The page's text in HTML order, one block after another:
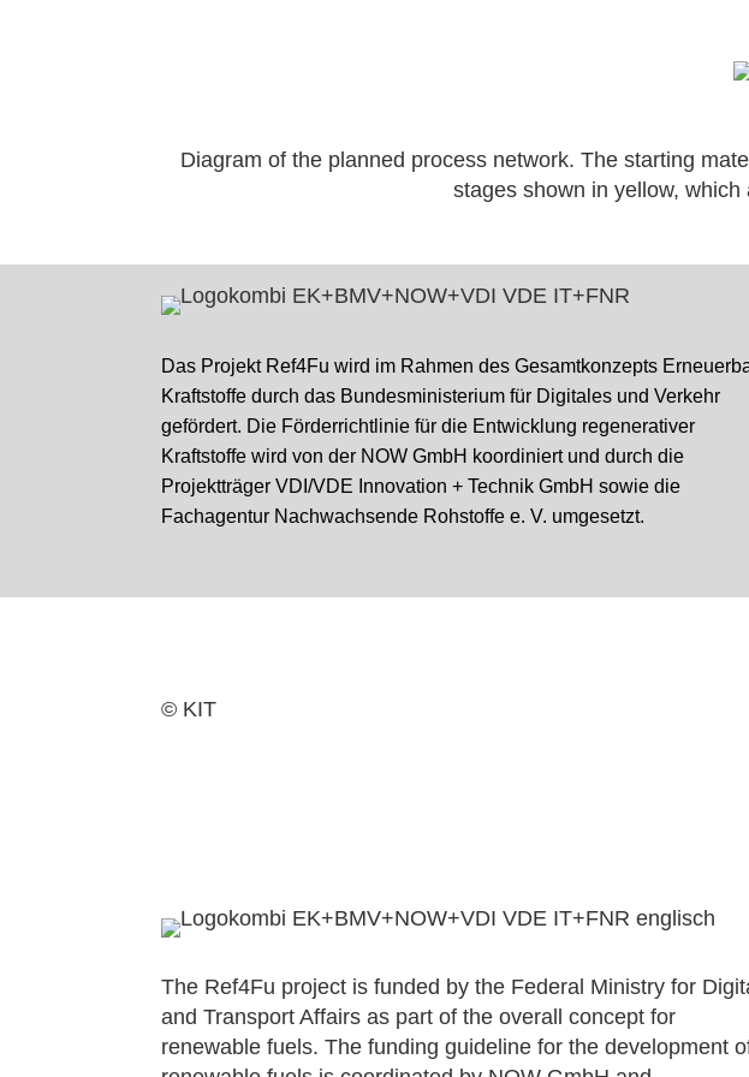
Diagram of the planned process network. The starting
stages shown in yellow,
Das Projekt Ref4Fu wird im Rahmen des Gesamtkonzepts
Kraftstoffe durch das Bundesministerium für Digitales und Verkehr
gefördert. Die Förderrichtlinie für die Entwicklung regenerativer
Kraftstoffe wird von der NOW GmbH koordiniert und durch die
Projektträger VDI/VDE Innovation + Technik GmbH sowie die
Fachagentur Nachwachsende Rohstoffe e. V. umgesetzt.
© KIT
The Ref4Fu project is funded by the Federal Ministry for
and Transport Affairs as part of the overall concept for
renewable fuels. The funding guideline for the development